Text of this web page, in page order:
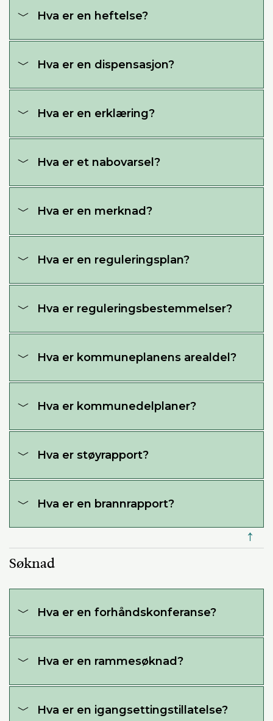
Hva er en heftelse?
Hva er en dispensasjon?
Hva er en erklæring?
Hva er et nabovarsel?
Hva er en merknad?
Hva er en reguleringsplan?
Hva er reguleringsbestemmelser?
Hva er kommuneplanens arealdel?
Hva er kommunedelplaner?
Hva er støyrapport?
Hva er en brannrapport?
↑
Søknad
Hva er en forhåndskonferanse?
Hva er en rammesøknad?
Hva er en igangsettingstillatelse?